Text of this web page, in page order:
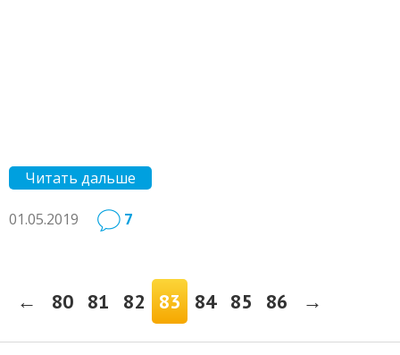
Читать дальше
01.05.2019 7
← 80 81 82 83 84 85 86 →